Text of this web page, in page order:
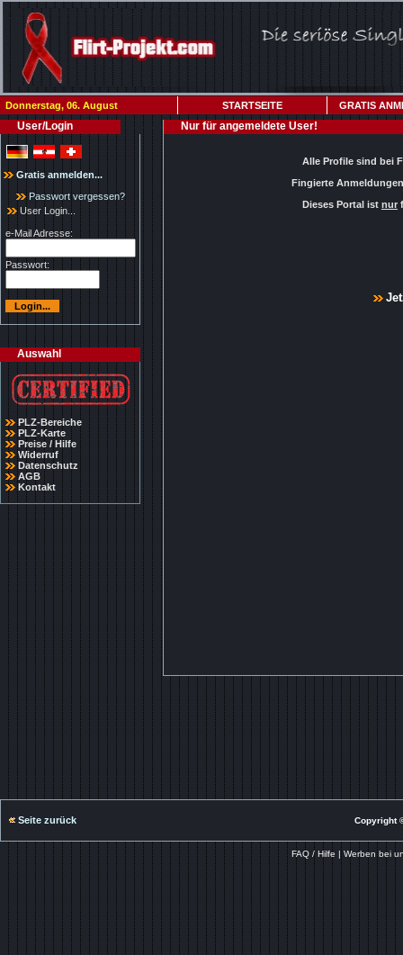
Donnerstag, 06. August STARTSEITE GRATIS
User/Login
Gratis anmelden...
Passwort vergessen?
User Login...
e-Mail Adresse:
Passwort:
Auswahl
PLZ-Bereiche
PLZ-Karte
Preise / Hilfe
Widerruf
Datenschutz
AGB
Kontakt
Nur für angemeldete User!
Alle Profile sind bei
Fingierte
Dieses Portal ist nur
Seite zurück Copyright
FAQ / Hilfe |Werben bei